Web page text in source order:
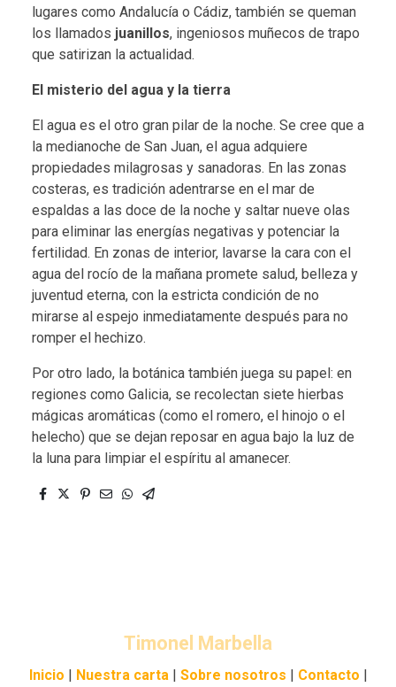
lugares como Andalucía o Cádiz, también se queman
los llamados juanillos, ingeniosos muñecos de trapo
que satirizan la actualidad.
El misterio del agua y la tierra
El agua es el otro gran pilar de la noche. Se cree que a
la medianoche de San Juan, el agua adquiere
propiedades milagrosas y sanadoras. En las zonas
costeras, es tradición adentrarse en el mar de
espaldas a las doce de la noche y saltar nueve olas
para eliminar las energías negativas y potenciar la
fertilidad. En zonas de interior, lavarse la cara con el
agua del rocío de la mañana promete salud, belleza y
juventud eterna, con la estricta condición de no
mirarse al espejo inmediatamente después para no
romper el hechizo.
Por otro lado, la botánica también juega su papel: en
regiones como Galicia, se recolectan siete hierbas
mágicas aromáticas (como el romero, el hinojo o el
helecho) que se dejan reposar en agua bajo la luz de
la luna para limpiar el espíritu al amanecer.
Timonel Marbella
Inicio | Nuestra carta| Sobre nosotros | Contacto |